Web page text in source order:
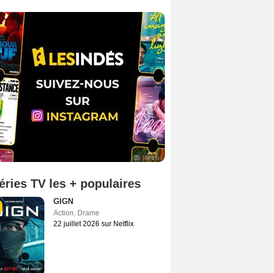
TV les + populaires
GIGN
Action, Drame
22 juillet 2026 sur Netflix